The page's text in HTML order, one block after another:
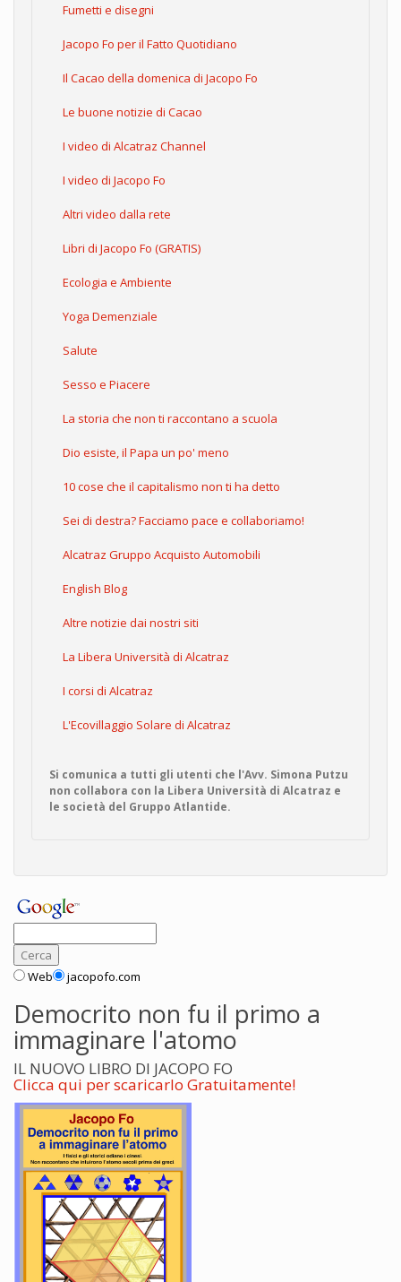
Fumetti e disegni
Jacopo Fo per il Fatto Quotidiano
Il Cacao della domenica di Jacopo Fo
Le buone notizie di Cacao
I video di Alcatraz Channel
I video di Jacopo Fo
Altri video dalla rete
Libri di Jacopo Fo (GRATIS)
Ecologia e Ambiente
Yoga Demenziale
Salute
Sesso e Piacere
La storia che non ti raccontano a scuola
Dio esiste, il Papa un po' meno
10 cose che il capitalismo non ti ha detto
Sei di destra? Facciamo pace e collaboriamo!
Alcatraz Gruppo Acquisto Automobili
English Blog
Altre notizie dai nostri siti
La Libera Università di Alcatraz
I corsi di Alcatraz
L'Ecovillaggio Solare di Alcatraz
Si comunica a tutti gli utenti che l'Avv. Simona Putzu
non collabora con la Libera Università di Alcatraz e
le società del Gruppo Atlantide.
Web jacopofo.com
Democrito non fu il primo a
immaginare l'atomo
IL NUOVO LIBRO DI JACOPO FO
Clicca qui per scaricarlo Gratuitamente!